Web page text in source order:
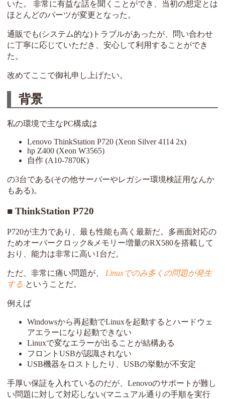
いた。 非常に有益な話を聞くことができ、当初の想定とは
ほとんどのパーツが変更となった。
通販でも(システム的な)トラブルがあったが、問い合わせ
に丁寧に応じていただき、安心して利用することができ
た。
改めてここで御礼申し上げたい。
背景
私の環境で主なPC構成は
Lenovo ThinkStation P720 (Xeon Silver 4114 2x)
hp Z400 (Xeon W3565)
自作 (A10-7870K)
の3台である(その他サーバーやレガシー環境検証用なんか
もある)。
ThinkStation P720
P720が主力であり、最も性能も高く最新だ。多画面対応の
ためオーバークロック&メモリー増量のRX580を搭載して
おり、能力は非常に高い1台だ。
ただ、非常に痛い問題が、 Linuxでのみ多くの問題が発生
する ということだ。
例えば
Windowsから再起動でLinuxを起動するとハードウェ
アエラーになり起動できない
Linuxで変なエラーが出ることが結構ある
フロントUSBが認識されない
USB機器をロストしたり、USBの挙動が不安定
手厚い保証を入れているのだが、Lenovoのサポートが難し
い問題に対して対応しない(マニュアル通りの手順を実行